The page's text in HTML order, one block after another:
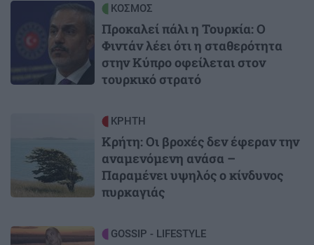
ΚΟΣΜΟΣ
Προκαλεί πάλι η Τουρκία: Ο
Φιντάν λέει ότι η σταθερότητα
στην Κύπρο οφείλεται στον
τουρκικό στρατό
ΚΡΗΤΗ
Κρήτη: Οι βροχές δεν έφεραν την
αναμενόμενη ανάσα –
Παραμένει υψηλός ο κίνδυνος
πυρκαγιάς
Image GOSSIP - LIFESTYLE